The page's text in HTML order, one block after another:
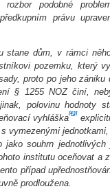
podobné
právu
stane dům, v rámci
pozemku, který
proto po jeho zániku
§ 1255 NOZ činí,
polovinu hodnoty
vyhláška[43]
vymezenými
souhrn jednotlivých
institutu oceňovat a
případ
prodloužena.